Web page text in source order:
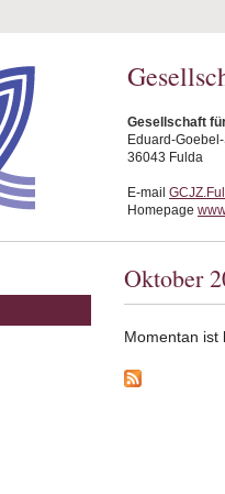
Gesellschaft
Eduard-
36043 Fulda
E-mail
Homepage
Oktober
Momentan ist